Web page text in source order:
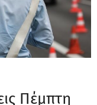
Πέμπτη